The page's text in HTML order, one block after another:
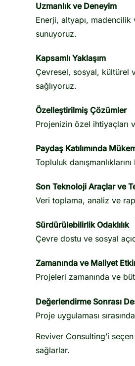
Uzmanlık ve Deneyim
Enerji, altyapı,
sunuyoruz.
Kapsamlı Yaklaşım
Çevresel, sosyal, kültürel
sağlıyoruz.
Özelleştirilmiş Çözümler
Projenizin özel
Paydaş Katılımında
Topluluk
Son Teknoloji Araçlar ve
Veri toplama, analiz ve
Sürdürülebilirlik Odaklılık
Çevre dostu ve sosyal
Zamanında ve Maliyet
Projeleri zamanında ve
Değerlendirme Sonrası
Proje uygulaması
Reviver Consulting’i
sağlarlar.